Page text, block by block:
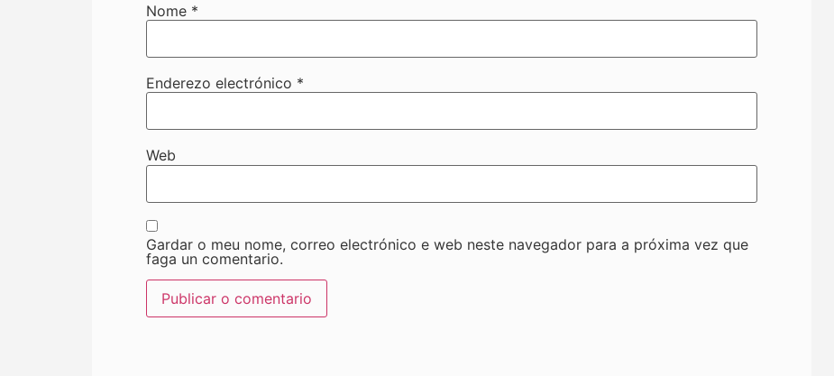
Nome *
Enderezo electrónico *
Web
Gardar o meu nome, correo electrónico e web neste navegador para a próxima vez que
faga un comentario.